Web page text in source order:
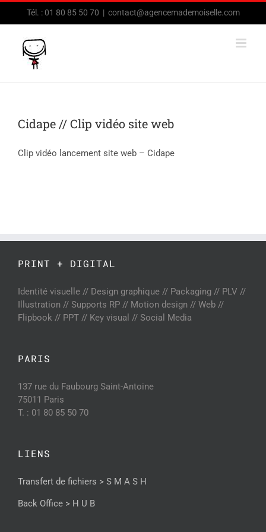
Tél. : 01 80 85 50 70 | contact@agencemademoiselle.com
Cidape // Clip vidéo site web
Clip vidéo lancement site web – Cidape
PRINT + DIGITAL
Identité visuelle // Design graphique // Packaging // PLV //
Illustration // Supports RP // Motion design // Web //
Flipbook // PPT // Key visual // Social Media
PARIS
137 rue du Faubourg Saint-Antoine
75011 Paris
T. : 01 80 85 50 70
LIENS
Transfert de fichiers > S M A S H
Back Office > H U B